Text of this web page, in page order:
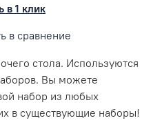
в 1 клик
в сравнение
стола. Используются
Вы можете
набор из любых
в существующие наборы!